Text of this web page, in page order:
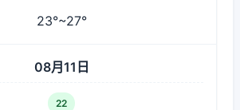
23°~27°
08月11日
22